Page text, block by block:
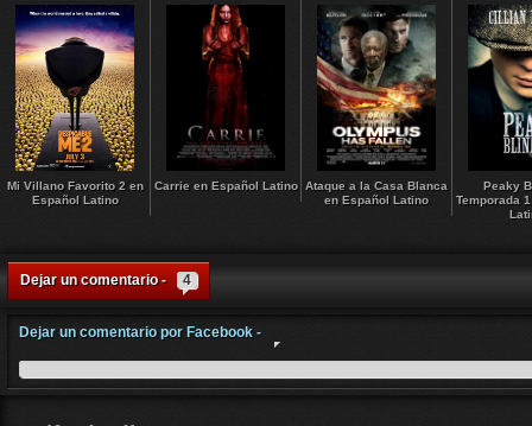
Mi Villano Favorito 2 en
Español Latino
Carrie en Español Latino Ataque a la Casa Blanca
en Español Latino
Peaky
Temporada
Dejar un comentario - 4
Dejar un comentario por Facebook -